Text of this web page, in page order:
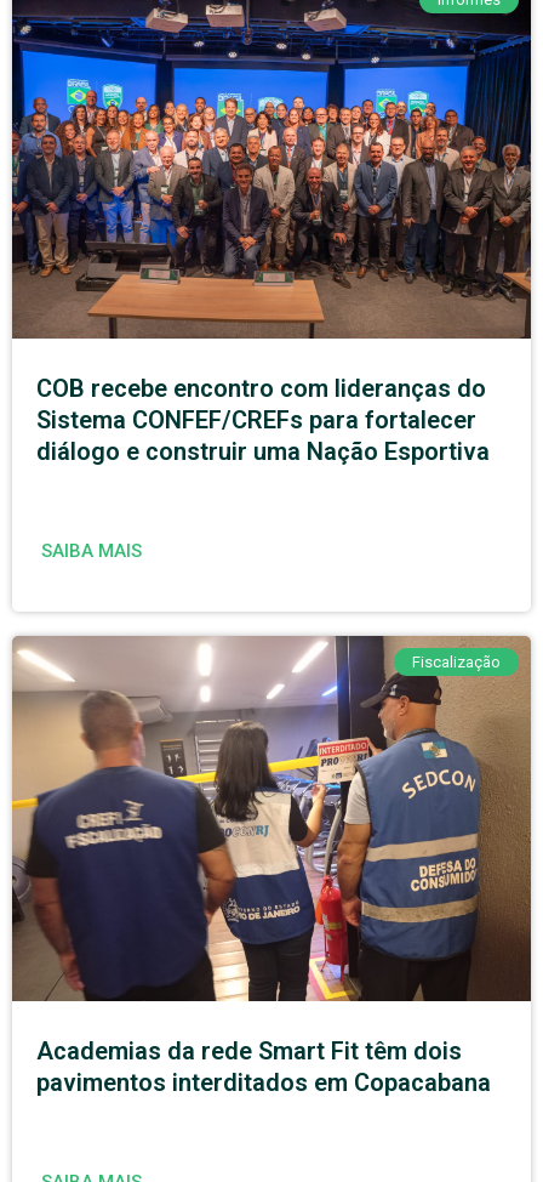
COB recebe encontro com lideranças do
Sistema CONFEF/CREFs para fortalecer
diálogo e construir uma Nação Esportiva
SAIBA MAIS
Fiscalização
Academias da rede Smart Fit têm dois
pavimentos interditados em Copacabana